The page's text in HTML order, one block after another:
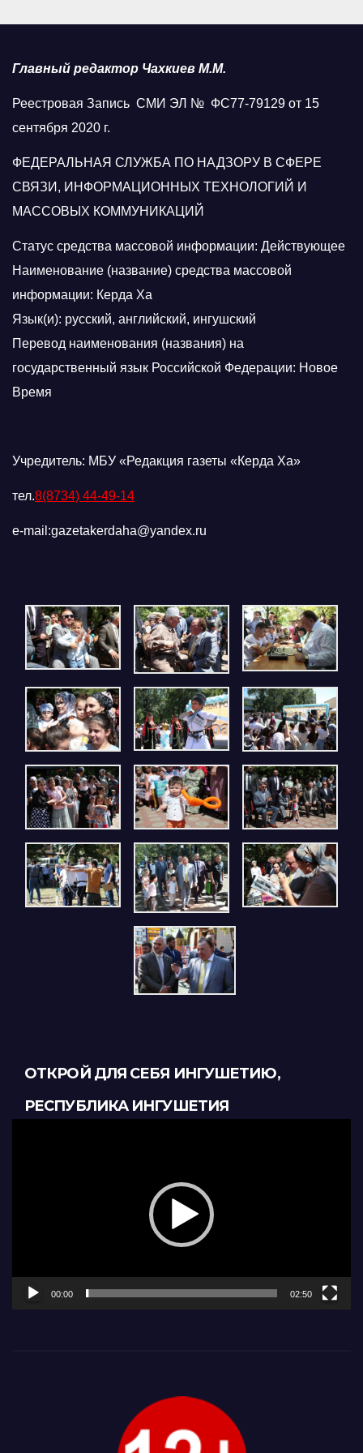
Главный редактор Чахкиев М.М.
Реестровая Запись СМИ ЭЛ № ФС77-79129 от 15
сентября 2020 г.
ФЕДЕРАЛЬНАЯ СЛУЖБА ПО НАДЗОРУ В СФЕРЕ
СВЯЗИ, ИНФОРМАЦИОННЫХ ТЕХНОЛОГИЙ И
МАССОВЫХ КОММУНИКАЦИЙ
Статус средства массовой информации: Действующее
Наименование (название) средства массовой
информации: Керда Ха
Язык(и): русский, английский, ингушский
Перевод наименования (названия) на
государственный язык Российской Федерации: Новое
Время
Учредитель: МБУ «Редакция газеты «Керда Ха»
тел.8(8734) 44-49-14
e-mail:gazetakerdaha@yandex.ru
ОТКРОЙ ДЛЯ СЕБЯ ИНГУШЕТИЮ,
РЕСПУБЛИКА ИНГУШЕТИЯ
00:00 02:50